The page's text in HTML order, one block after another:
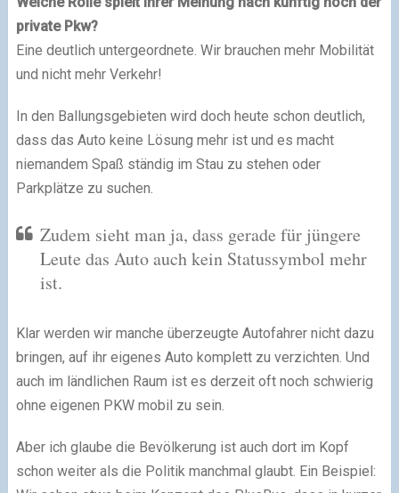
private Pkw?
Eine deutlich untergeordnete. Wir brauchen mehr Mobilität
und nicht mehr Verkehr!
In den Ballungsgebieten wird doch heute schon deutlich,
dass das Auto keine Lösung mehr ist und es macht
niemandem Spaß ständig im Stau zu stehen oder
Parkplätze zu suchen.
Zudem sieht man ja, dass gerade für jüngere
Leute das Auto auch kein Statussymbol mehr
ist.
Klar werden wir manche überzeugte Autofahrer nicht dazu
bringen, auf ihr eigenes Auto komplett zu verzichten. Und
auch im ländlichen Raum ist es derzeit oft noch schwierig
ohne eigenen PKW mobil zu sein.
Aber ich glaube die Bevölkerung ist auch dort im Kopf
schon weiter als die Politik manchmal glaubt. Ein Beispiel: